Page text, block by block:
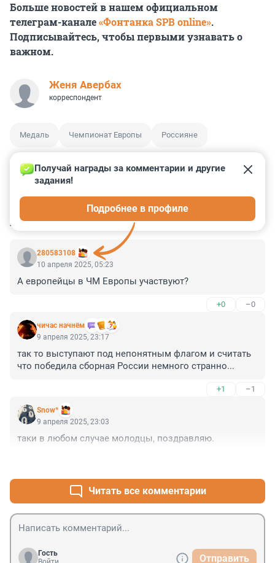
Больше новостей в нашем официальном
телеграм-канале«Фонтанка SPB online».
Подписывайтесь, чтобы первыми узнавать о
важном.
Женя Авербах
корреспондент
Медаль Чемпионат Европы Россияне
КОММЕНТАРИИ 9
280583108
Получай награды за комментарии и другие
задания!
Подробнее в профиле
10 апреля 2025, 05:23
А европейцы в ЧМ Европы участвуют?
+0 –0
чичас начнём
9 апреля 2025, 23:17
так то выступают под непонятным флагом и считать
что победила сборная России немного странно...
+1 –1
Snow*
9 апреля 2025, 23:03
таки в любом случае молодцы, поздравляю.
Читать все комментарии
Гость
Отправить